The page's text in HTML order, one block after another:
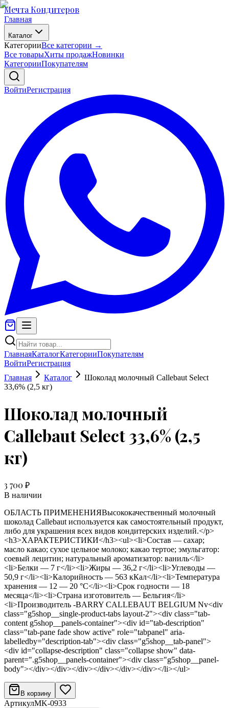
Мечта Кондитеров
Главная
Каталог
КатегорииВсе категории →
Все товарыХиты продажНовинки
КатегорииПокупателям
ВойтиРегистрация
ГлавнаяКаталогКатегорииПокупателям
ВойтиРегистрация
Главная
Каталог
Шоколад молочный Callebaut Select
33,6% (2,5 кг)
Шоколад молочный
Callebaut Select 33,6% (2,5
кг)
3 700 ₽
В наличии
ОБЛАСТЬ ПРИМЕНЕНИЯВысококачественный молочный
шоколад Callebaut используется как самостоятельный продукт,
либо для украшения всех видов кондитерских изделий.</p>
<h3>ХАРАКТЕРИСТИКИ</h3><ul><li>Состав — сахар;
масло какао; сухое цельное молоко; какао тертое; эмульгатор:
соевый лецитин; натуральный ароматизатор: ваниль</li>
<li>Белки — 7 г</li><li>Жиры — 36,2 г</li><li>Углеводы —
50,9 г</li><li>Калорийность — 563 кКал</li><li>Температура
хранения — 12 — 20 °C</li><li>Срок годности — 18
месяца</li><li>Страна изготовитель — Бельгия</li>
<li>Производитель -BARRY CALLEBAUT BELGIUM Nv<div
class="g5shop__single-product-tabs layout-2"><div class="tab-
content g5shop__panels-container"><div id="tab-description"
class="tab-pane fade show active" role="tabpanel" aria-
labelledby="description-tab"><div class="g5shop__tab-panel">
<div id="collapse-description" class="collapse show" data-
parent=".g5shop__panels-container"><div class="g5shop__panel-
body"></div></div></div></div></div></div></li></ul>
В корзину
АртикулMK-0933